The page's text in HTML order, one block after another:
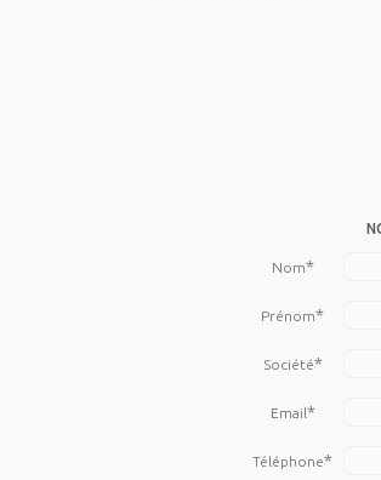
Nom*
Prénom*
Société*
Email*
Téléphone*